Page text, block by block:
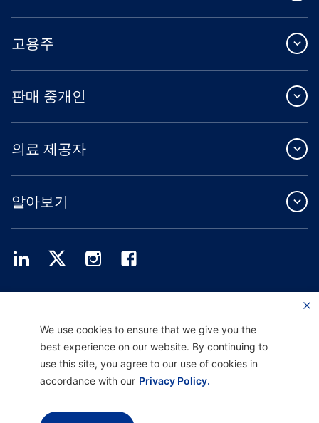
고용주
판매 중개인
의료 제공자
알아보기
Providence Health Assurance는 Medicare 및 Oregon Health Plan 계약을 체결한
은 계약 갱신에 따라 달라집니다.
보 보호 정책
We use cookies to ensure that we give you the
best experience on our website. By continuing to
use this site, you agree to our use of cookies in
accordance with our Privacy Policy.